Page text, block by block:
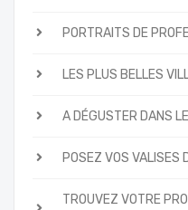
PORTRAITS DE
LES PLUS BELLES
A DÉGUSTER DANS
POSEZ VOS VALISES
TROUVEZ VOTRE